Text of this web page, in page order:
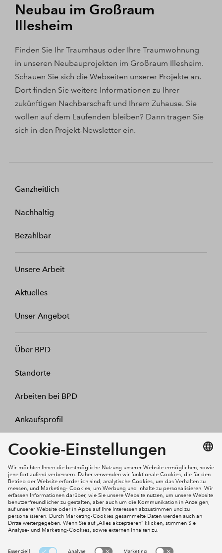
Neubau im Großraum
Illesheim
Finden Sie Ihr Traumhaus oder Ihre Traumwohnung
in unseren Neubauprojekten im Großraum Illesheim.
Schauen Sie sich die Webseiten unserer Projekte an.
Dort finden Sie weitere Informationen zu Ihrer
zukünftigen Nachbarschaft und Ihrem Zuhause. Sie
wollen auf dem Laufenden bleiben? Dann tragen Sie
sich in den Projekt-Newsletter ein.
Ganzheitlich
Nachhaltig
Bezahlbar
Unsere Arbeit
Aktuelles
Unser Angebot
Über BPD
Standorte
Arbeiten bei BPD
Ankaufsprofil
Kontakt
Mein Konto
Social Media